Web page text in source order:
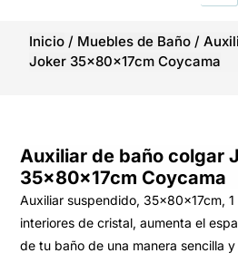
Inicio / Muebles de Baño /
Joker 35x80x17cm Coycama
Auxiliar de baño colgar
35x80x17cm Coycama
Auxiliar suspendido, 35x80x17cm,
interiores de cristal, aumenta el
de tu baño de una manera sencilla